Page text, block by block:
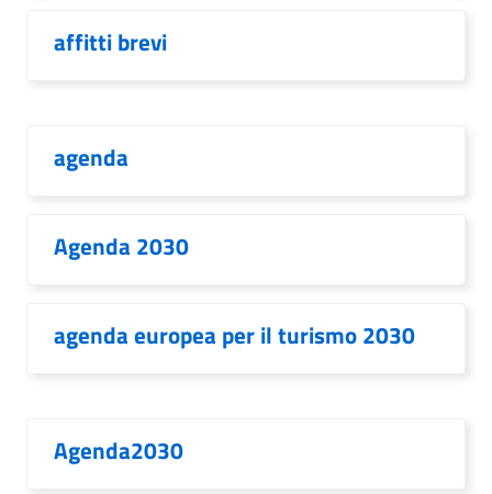
affitti brevi
agenda
Agenda 2030
agenda europea per il turismo 2030
Agenda2030